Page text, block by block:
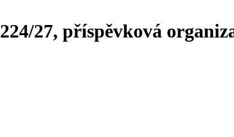
27, příspěvková